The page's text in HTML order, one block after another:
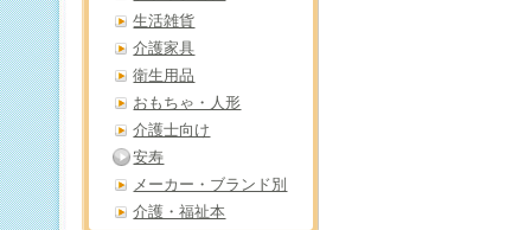
生活雑貨
介護家具
衛生用品
おもちゃ・人形
介護士向け
安寿
メーカー・ブランド別
介護・福祉本